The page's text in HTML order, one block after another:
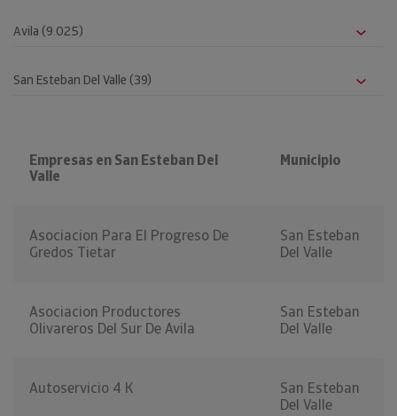
Empresas en San Esteban Del
Valle
Municipio
Asociacion Para El Progreso De
Gredos Tietar
San Esteban
Del Valle
Asociacion Productores
Olivareros Del Sur De Avila
San Esteban
Del Valle
Autoservicio 4 K
San Esteban
Del Valle